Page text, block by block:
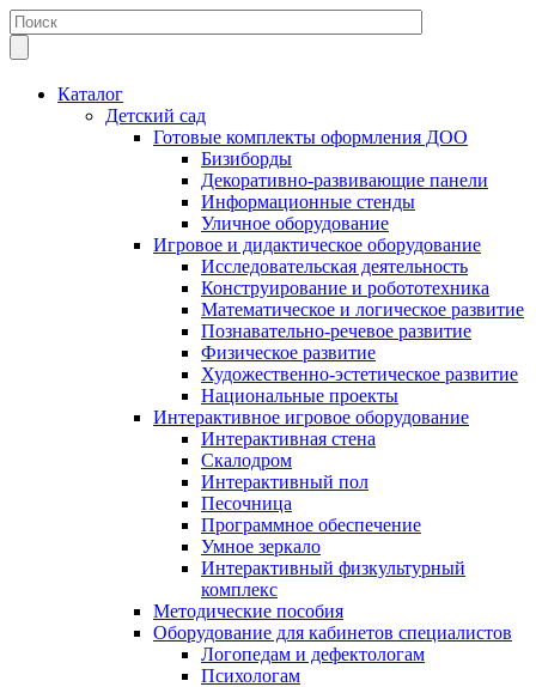
Каталог
Детский сад
Готовые комплекты оформления ДОО
Бизиборды
Декоративно-развивающие панели
Информационные стенды
Уличное оборудование
Игровое и дидактическое оборудование
Исследовательская деятельность
Конструирование и робототехника
Математическое и логическое развитие
Познавательно-речевое развитие
Физическое развитие
Художественно-эстетическое развитие
Национальные проекты
Интерактивное игровое оборудование
Интерактивная стена
Скалодром
Интерактивный пол
Песочница
Программное обеспечение
Умное зеркало
Интерактивный физкультурный
комплекс
Методические пособия
Оборудование для кабинетов специалистов
Логопедам и дефектологам
Психологам